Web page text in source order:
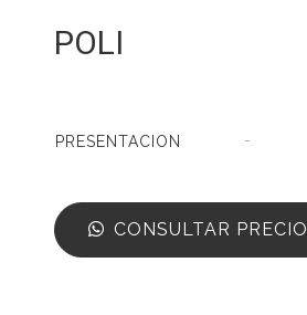
POLI
PRESENTACION -
CONSULTAR PRECIO